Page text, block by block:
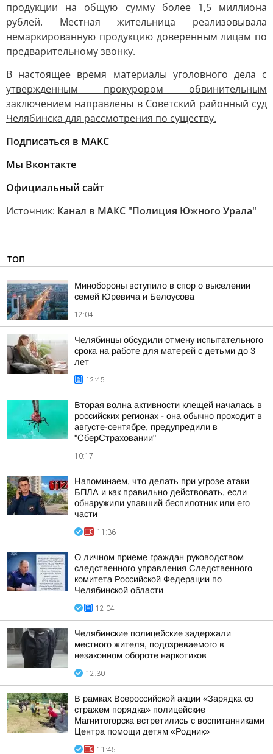
продукции на общую сумму более 1,5 миллиона
рублей. Местная жительница реализовывала
немаркированную продукцию доверенным лицам по
предварительному звонку.
В настоящее время материалы уголовного дела с
утвержденным прокурором обвинительным
заключением направлены в Советский районный суд
Челябинска для рассмотрения по существу.
Подписаться в МАКС
Мы Вконтакте
Официальный сайт
Источник: Канал в МАКС "Полиция Южного Урала"
ТОП
Минобороны вступило в спор о выселении
семей Юревича и Белоусова
12:04
Челябинцы обсудили отмену испытательного
срока на работе для матерей с детьми до 3
лет
12:45
Вторая волна активности клещей началась в
российских регионах - она обычно проходит в
августе-сентябре, предупредили в
"СберСтраховании"
10:17
Напоминаем, что делать при угрозе атаки
БПЛА и как правильно действовать, если
обнаружили упавший беспилотник или его
части
11:36
О личном приеме граждан руководством
следственного управления Следственного
комитета Российской Федерации по
Челябинской области
12:04
Челябинские полицейские задержали
местного жителя, подозреваемого в
незаконном обороте наркотиков
12:30
В рамках Всероссийской акции «Зарядка со
стражем порядка» полицейские
Магнитогорска встретились с воспитанниками
Центра помощи детям «Родник»
11:45